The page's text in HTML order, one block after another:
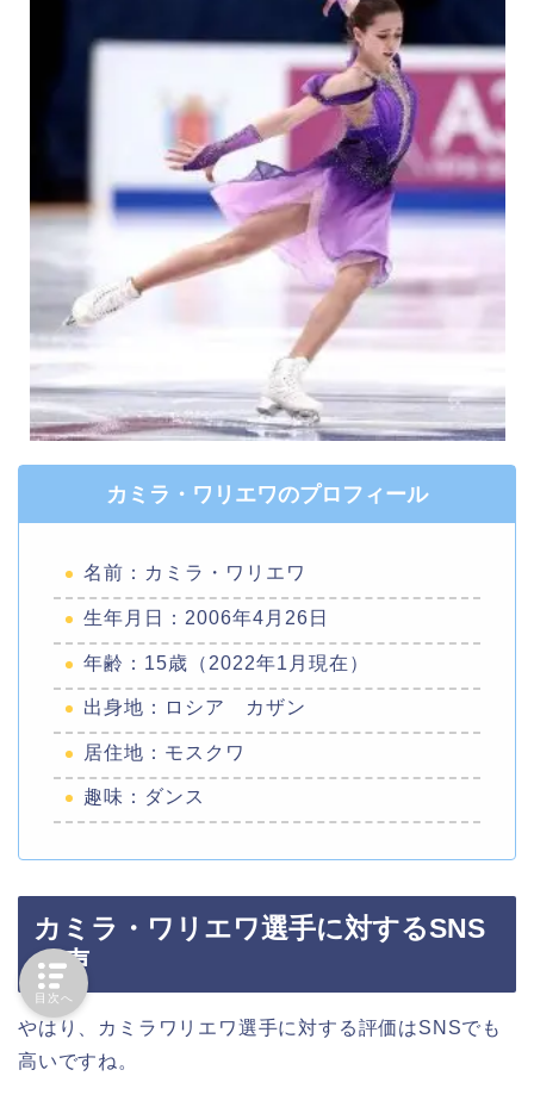
カミラ・ワリエワのプロフィール
名前：カミラ・ワリエワ
生年月日：2006年4月26日
年齢：15歳（2022年1月現在）
出身地：ロシア カザン
居住地：モスクワ
趣味：ダンス
カミラ・ワリエワ選手に対するSNS
の声
やはり、カミラワリエワ選手に対する評価はSNSでも
高いですね。
目次へ